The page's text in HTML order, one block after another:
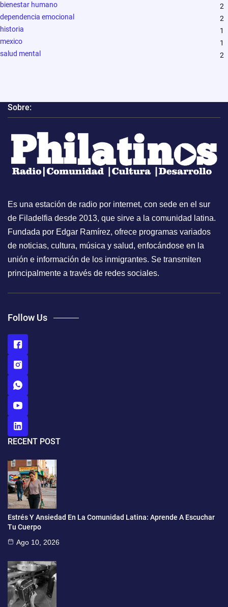
bienestar humano
2
dependencia emocional
2
historia
1
mexico
1
salud mental
2
Sobre:
Es una estación de radio por internet, con sede en el sur
de Filadelfia desde 2013, que sirve a la comunidad latina.
Fundada por Edgar Ramírez, ofrece programas variados
de noticias, cultura, música y salud, enfocándose en la
unión e información de los inmigrantes. Se transmiten
principalmente a través de redes sociales.
Follow Us
RECENT POST
Estrés Y Ansiedad En La Comunidad Latina: Aprende A Escuchar
Tu Cuerpo
Ago 10, 2026